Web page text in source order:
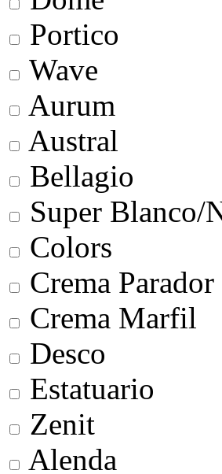
Portico
Wave
Aurum
Austral
Bellagio
Super Blanco/
Colors
Crema Parador
Crema Marfil
Desco
Estatuario
Zenit
Alenda